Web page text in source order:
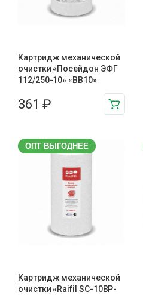
Картридж механической
очистки «Посейдон ЭФГ
112/250-10» «ВВ10»
361 ₽
ОПТ ВЫГОДНЕЕ
Картридж механической
очистки «Raifil SC-10BP-